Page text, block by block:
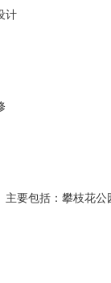
计
主要包括：攀枝花